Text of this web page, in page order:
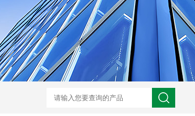
GM-5KV-20KV型可调高压兆欧表GM-5KV-20KV nl3203型